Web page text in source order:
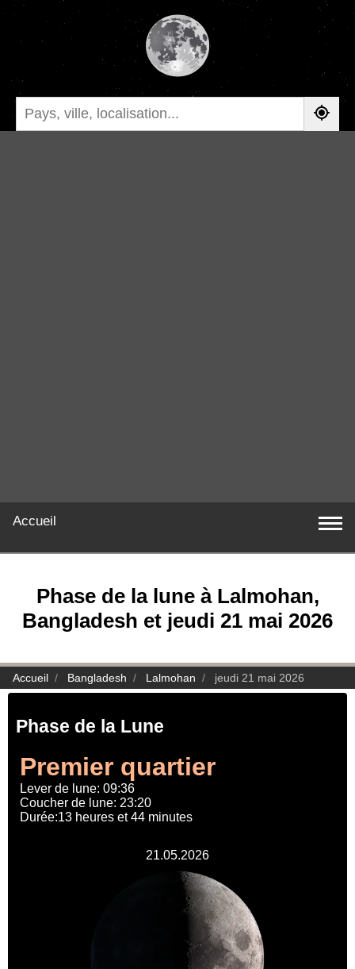
Accueil
Phase de la lune à Lalmohan,
Bangladesh et jeudi 21 mai 2026
Accueil Bangladesh Lalmohan jeudi 21 mai 2026
Phase de la Lune
Premier quartier
Lever de lune: 09:36
Coucher de lune: 23:20
Durée:13 heures et 44 minutes
21.05.2026